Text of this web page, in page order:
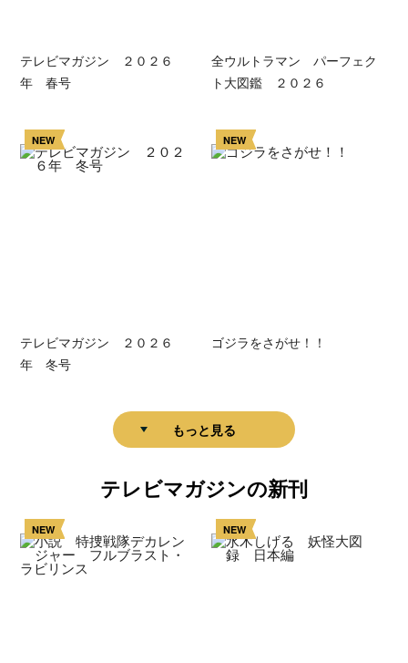
テレビマガジン ２０２６
年 春号
全ウルトラマン パーフェク
ト大図鑑 ２０２６
NEW
テレビマガジン ２０２６
年 冬号
NEW
ゴジラをさがせ！！
もっと見る
テレビマガジンの新刊
NEW NEW